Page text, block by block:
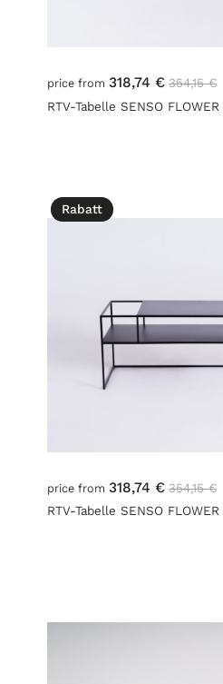
price from 318,74 € 354,15 €
RTV-Tabelle SENSO
price from 318,74 € 354,15 €
RTV-Tabelle SENSO
Rabatt